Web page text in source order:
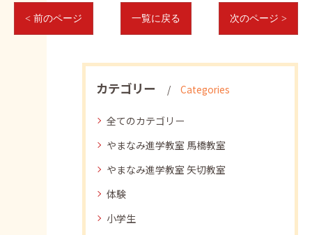
< 前のページ 一覧に戻る 次のページ >
カテゴリー Categories
全てのカテゴリー
やまなみ進学教室 馬橋教室
やまなみ進学教室 矢切教室
体験
小学生